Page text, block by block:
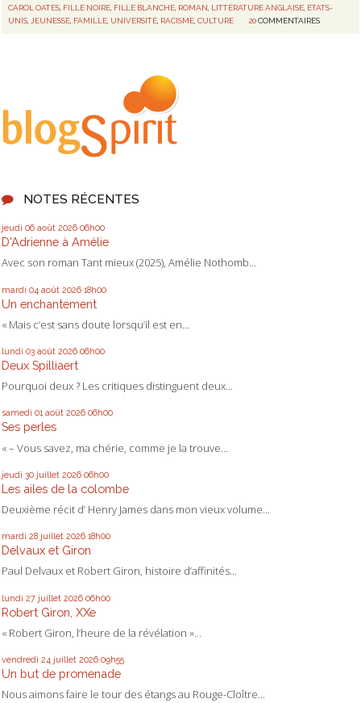
NOTES RÉCENTES
jeudi 06 août 2026 06h00
D'Adrienne à Amélie
Avec son roman Tant mieux (2025), Amélie Nothomb...
mardi 04 août 2026 18h00
Un enchantement
« Mais c’est sans doute lorsqu’il est en...
lundi 03 août 2026 06h00
Deux Spilliaert
Pourquoi deux ? Les critiques distinguent deux...
samedi 01 août 2026 06h00
Ses perles
« – Vous savez, ma chérie, comme je la trouve...
jeudi 30 juillet 2026 06h00
Les ailes de la colombe
Deuxième récit d’ Henry James dans mon vieux volume...
mardi 28 juillet 2026 18h00
Delvaux et Giron
Paul Delvaux et Robert Giron, histoire d’affinités...
lundi 27 juillet 2026 06h00
Robert Giron, XXe
« Robert Giron, l’heure de la révélation »...
vendredi 24 juillet 2026 09h55
Un but de promenade
Nous aimons faire le tour des étangs au Rouge-Cloître...
CAROL OATES FILLE NOIRE FILLE BLANCHE ROMAN LITTÉRATURE ANGLAISE ÉTATS-
UNIS JEUNESSE FAMILLE UNIVERSITÉ RACISME ,CULTURE 20 COMMENTAIRES